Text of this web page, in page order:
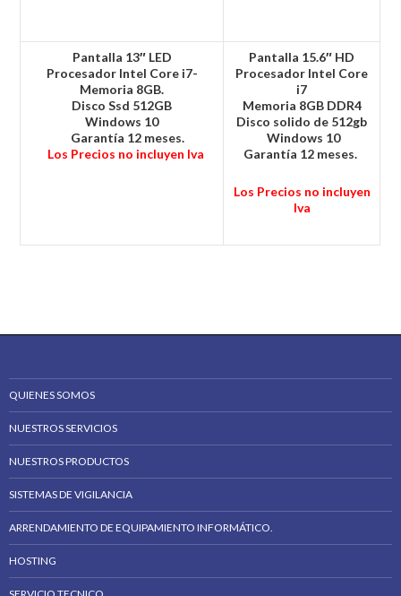
Pantalla 13″ LED
Procesador Intel Core i7-
Memoria 8GB.
Disco Ssd 512GB
Windows 10
Garantía 12 meses.
Los Precios no incluyen Iva
Pantalla 15.6″ HD
Procesador Intel Core
i7
Memoria 8GB DDR4
Disco solido de 512gb
Windows 10
Garantía 12 meses.
Los Precios no incluyen
Iva
QUIENES SOMOS
NUESTROS SERVICIOS
NUESTROS PRODUCTOS
SISTEMAS DE VIGILANCIA
ARRENDAMIENTO DE EQUIPAMIENTO INFORMÁTICO.
HOSTING